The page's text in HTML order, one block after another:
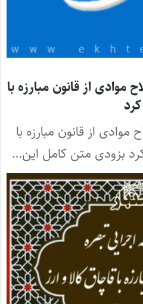
از قانون مبارزه با
از قانون مبارزه با
کرد بزودی متن کامل این…